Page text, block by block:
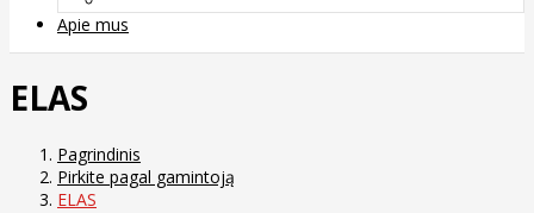
Apie mus
ELAS
Pagrindinis
Pirkite pagal gamintoją
ELAS